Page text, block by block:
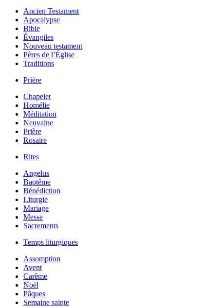
Ancien Testament
Apocalypse
Bible
Évangiles
Nouveau testament
Pères de l’Église
Traditions
Prière
Chapelet
Homélie
Méditation
Neuvaine
Prière
Rosaire
Rites
Angelus
Baptême
Bénédiction
Liturgie
Mariage
Messe
Sacrements
Temps liturgiques
Assomption
Avent
Carême
Noël
Pâques
Semaine sainte